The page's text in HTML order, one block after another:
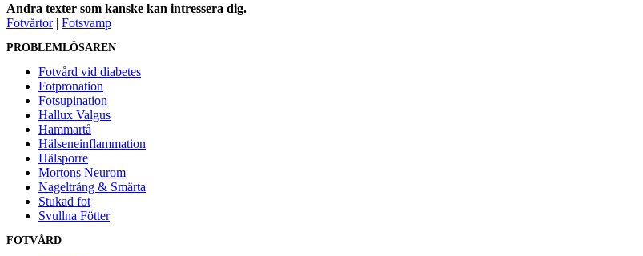
Andra texter som kanske kan intressera dig.
Fotvårtor| Fotsvamp
PROBLEMLÖSAREN
Fotvård vid diabetes
Fotpronation
Fotsupination
Hallux Valgus
Hammartå
Hälseneinflammation
Hälsporre
Mortons Neurom
Nageltrång & Smärta
Stukad fot
Svullna Fötter
FOTVÅRD